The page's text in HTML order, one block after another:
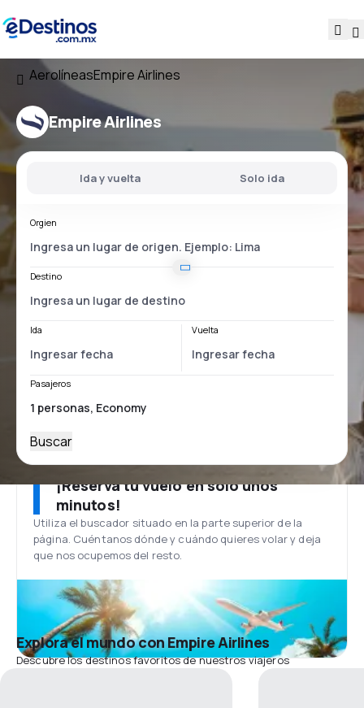
AerolíneasEmpire Airlines
Empire Airlines
Ida y vuelta Solo ida
Orgien
Destino
Ida Vuelta
Pasajeros
Buscar
¡Reserva tu vuelo en solo unos
minutos!
Utiliza el buscador situado en la parte superior de la
página. Cuéntanos dónde y cuándo quieres volar y deja
que nos ocupemos del resto.
Explora el mundo con Empire Airlines
Descubre los destinos favoritos de nuestros viajeros